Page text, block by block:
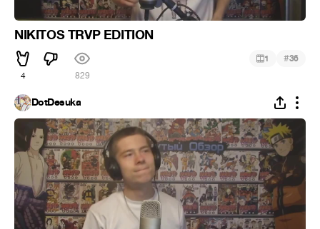
NIKITOS TRVP EDITION
4 829
1 #36
DotDesuka